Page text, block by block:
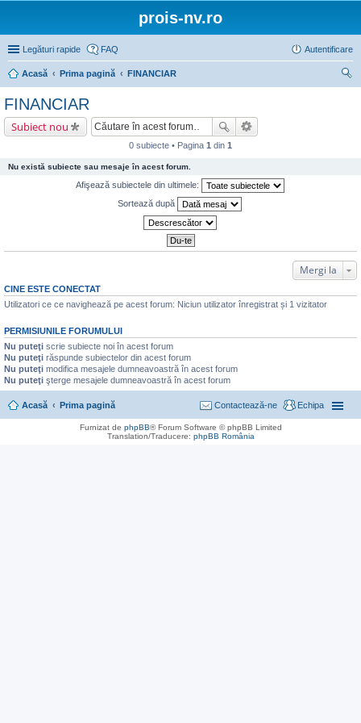
prois-nv.ro
Legături rapide FAQ Autentificare
Acasă Prima pagină
FINANCIAR
FINANCIAR
Subiect nou
0 subiecte • Pagina 1 din 1
Nu există subiecte sau mesaje în acest forum.
Afişează subiectele din ultimele:
Sortează după
Mergi la
CINE ESTE CONECTAT
Utilizatori ce ce navighează pe acest forum: Niciun utilizator înregistrat și 1 vizitator
PERMISIUNILE FORUMULUI
Nu puteţi scrie subiecte noi în acest forum
Nu puteţi răspunde subiectelor din acest forum
Nu puteţi modifica mesajele dumneavoastră în acest forum
Nu puteţi şterge mesajele dumneavoastră în acest forum
Acasă Prima pagină Echipa
Contactează-ne
Furnizat de phpBB® Forum Software © phpBB Limited
Translation/Traducere: phpBB România